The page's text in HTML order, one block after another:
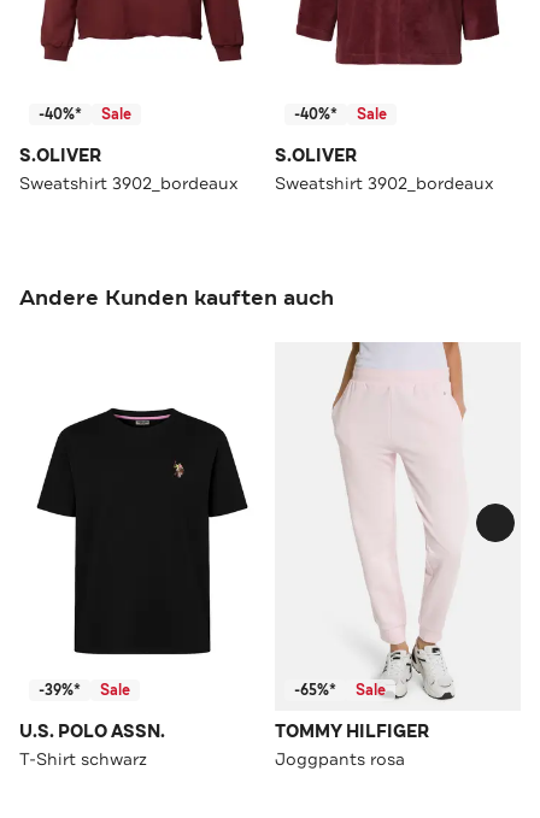
-40%* Sale
S.OLIVER
Sweatshirt 3902_bordeaux
-40%* Sale
S.OLIVER
Sweatshirt 3902_bordeaux
Andere Kunden kauften auch
-39%* Sale
U.S. POLO ASSN.
T-Shirt schwarz
-65%* Sale
TOMMY HILFIGER
Joggpants rosa